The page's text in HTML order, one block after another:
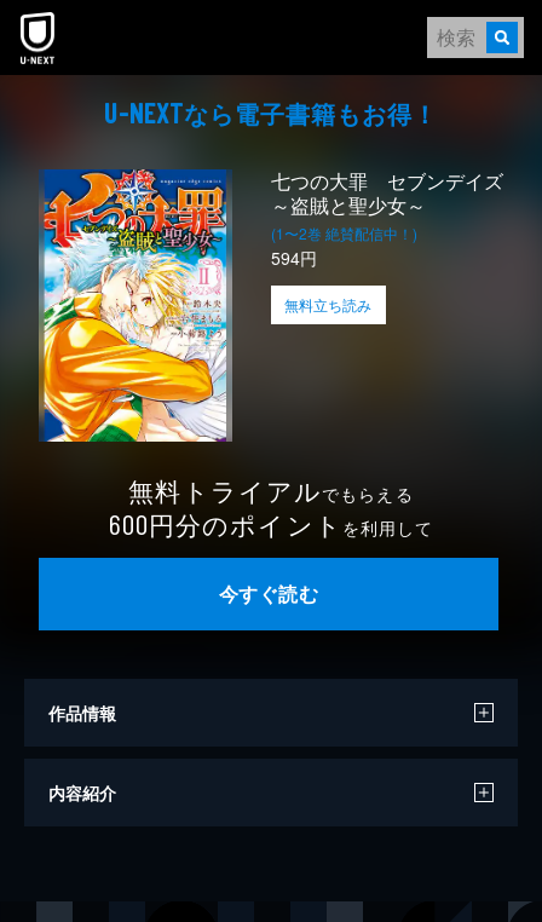
本文へスキップ
U-NEXTなら電⼦書籍もお得！
七つの大罪 セブンデイズ
～盗賊と聖少女～
(1〜2巻 絶賛配信中！)
594円
無料立ち読み
無料トライアルでもらえる
600円分のポイント を利用して
今すぐ読む
作品情報
原作
内容紹介